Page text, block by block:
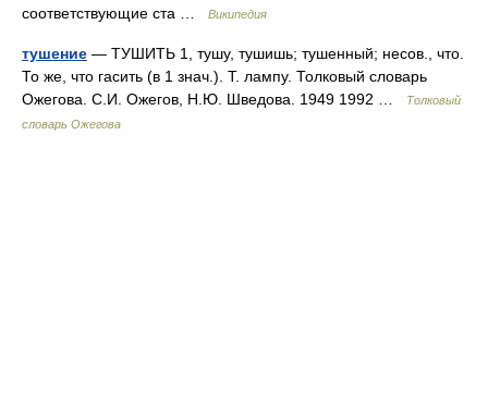
соответствующие ста …
Википедия
тушение — ТУШИТЬ 1, тушу, тушишь; тушенный; несов., что.
То же, что гасить (в 1 знач.). Т. лампу. Толковый словарь
Ожегова. С.И. Ожегов, Н.Ю. Шведова. 1949 1992 …
Толковый
словарь Ожегова